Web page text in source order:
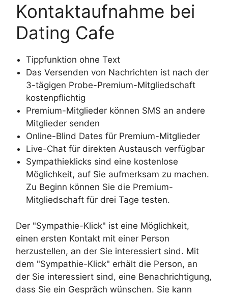
Kontaktaufnahme bei
Dating Cafe
Tippfunktion ohne Text
Das Versenden von Nachrichten ist nach der
3-tägigen Probe-Premium-Mitgliedschaft
kostenpflichtig
Premium-Mitglieder können SMS an andere
Mitglieder senden
Online-Blind Dates für Premium-Mitglieder
Live-Chat für direkten Austausch verfügbar
Sympathieklicks sind eine kostenlose
Möglichkeit, auf Sie aufmerksam zu machen.
Zu Beginn können Sie die Premium-
Mitgliedschaft für drei Tage testen.
Der "Sympathie-Klick" ist eine Möglichkeit,
einen ersten Kontakt mit einer Person
herzustellen, an der Sie interessiert sind. Mit
dem "Sympathie-Klick" erhält die Person, an
der Sie interessiert sind, eine Benachrichtigung,
dass Sie ein Gespräch wünschen. Sie kann